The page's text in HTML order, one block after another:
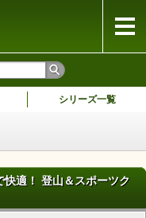
シリーズ一覧
適！ 登山＆スポーツク